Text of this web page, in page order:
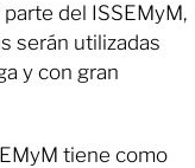
del ISSEMyM,
serán utilizadas
y con gran
tiene como